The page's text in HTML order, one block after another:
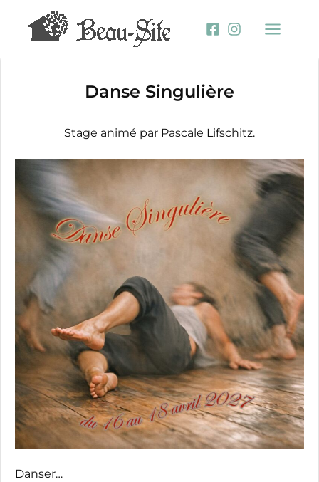
contenu
Danse Singulière
Stage animé par Pascale Lifschitz.
Danser…